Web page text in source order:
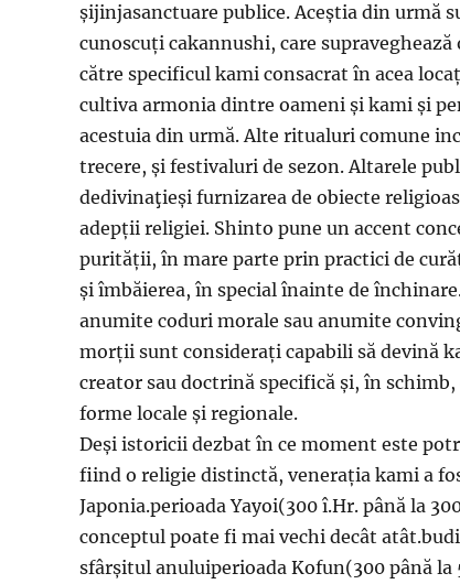
șijinjasanctuare publice. Aceștia din urmă
cunoscuți cakannushi, care
către specificul kami consacrat în acea
cultiva armonia dintre oameni și kami și
acestuia din urmă. Alte ritualuri comune
trecere, și festivaluri de sezon. Altarele
dedivinaţieși furnizarea de obiecte
adepții religiei. Shinto pune un accent
purității, în mare parte prin practici de
și îmbăierea, în special înainte de
anumite coduri morale sau anumite
morții sunt considerați capabili să devină
creator sau doctrină specifică și, în
forme locale și regionale.
Deși istoricii dezbat în ce moment este
fiind o religie distinctă, venerația kami a
Japonia.perioada Yayoi(300 î.Hr. până la
conceptul poate fi mai vechi decât
sfârșitul anuluiperioada Kofun(300 până la